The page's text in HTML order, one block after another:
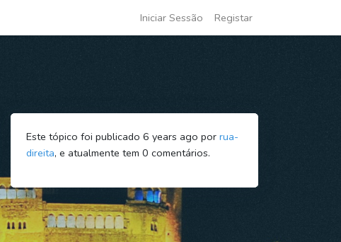
Iniciar Sessão Registar
Este tópico foi publicado 6 years ago por rua-
direita, e atualmente tem 0 comentários.